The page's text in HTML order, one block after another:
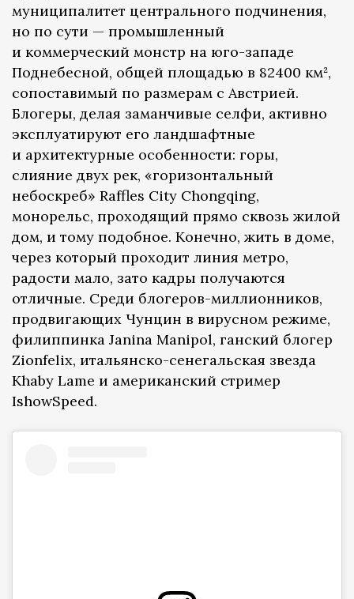
муниципалитет центрального подчинения,
но по сути — промышленный
и коммерческий монстр на юго-западе
Поднебесной, общей площадью в 82400 км²,
сопоставимый по размерам с Австрией.
Блогеры, делая заманчивые селфи, активно
эксплуатируют его ландшафтные
и архитектурные особенности: горы,
слияние двух рек, «горизонтальный
небоскреб» Raffles City Chongqing,
монорельс, проходящий прямо сквозь жилой
дом, и тому подобное. Конечно, жить в доме,
через который проходит линия метро,
радости мало, зато кадры получаются
отличные. Среди блогеров-миллионников,
продвигающих Чунцин в вирусном режиме,
филиппинка Janina Manipol, ганский блогер
Zionfelix, итальянско-сенегальская звезда
Khaby Lame и американский стример
IshowSpeed.